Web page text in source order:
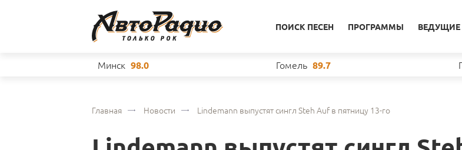
ПОИСК ПЕСЕН ПРОГРАММЫ ВЕДУЩИЕ
Минск 98.0 Гомель 89.7
Главная Новости Lindemann выпустят сингл Steh Auf в пятницу 13-го